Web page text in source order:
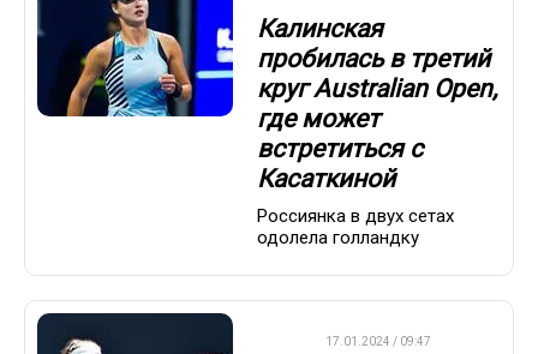
Калинская
пробилась в третий
круг Australian Open,
где может
встретиться с
Касаткиной
Россиянка в двух сетах
одолела голландку
17.01.2024 / 09:47